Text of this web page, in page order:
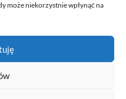
może niekorzystnie wpłynąć na
(uroda, moda, zdrowie)